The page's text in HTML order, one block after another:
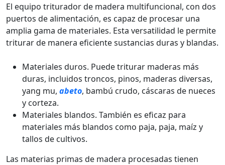
El equipo triturador de madera multifuncional, con dos
puertos de alimentación, es capaz de procesar una
amplia gama de materiales. Esta versatilidad le permite
triturar de manera eficiente sustancias duras y blandas.
Materiales duros. Puede triturar maderas más
duras, incluidos troncos, pinos, maderas diversas,
yang mu, abeto, bambú crudo, cáscaras de nueces
y corteza.
Materiales blandos. También es eficaz para
materiales más blandos como paja, paja, maíz y
tallos de cultivos.
Las materias primas de madera procesadas tienen